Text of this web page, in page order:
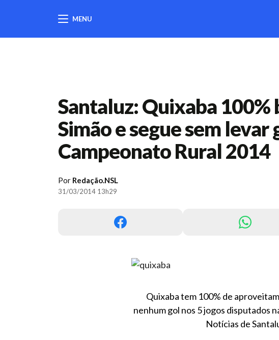
MENU
Santaluz: Quixaba 100%
Simão e segue sem levar
Campeonato Rural 2014
Por Redação.NSL
31/03/2014 13h29
Quixaba tem 100% de
nenhum gol nos 5 jogos disputados
Notícias de